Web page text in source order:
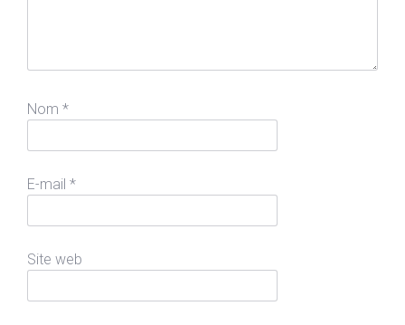
Nom *
E-mail *
Site web